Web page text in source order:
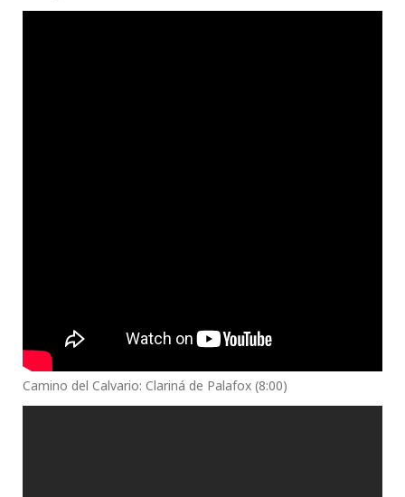
Camino del Calvario: Clariná de Palafox (8:00)